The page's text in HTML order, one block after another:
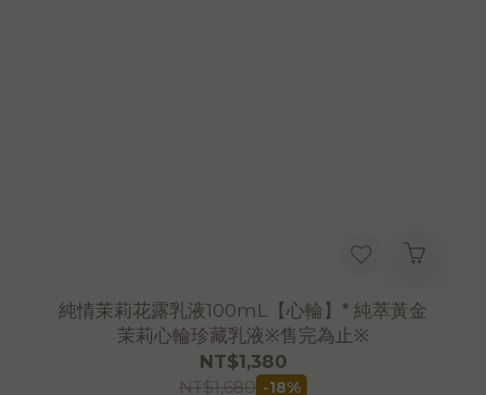
純情茉莉花露乳液100mL【心輪】* 純萃黃金
茉莉心輪珍藏乳液※售完為止※
NT$1,380
NT$1,680 -18%